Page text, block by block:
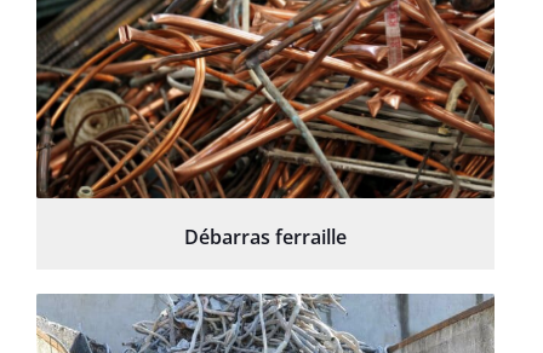
Débarras ferraille